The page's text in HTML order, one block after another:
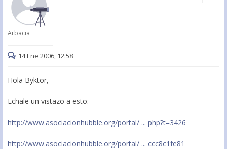
Arbacia
14 Ene 2006, 12:58
Hola Byktor,
Echale un vistazo a esto:
http://www.asociacionhubble.org/portal/ ... php?t=3426
http://www.asociacionhubble.org/portal/ ... ccc8c1fe81